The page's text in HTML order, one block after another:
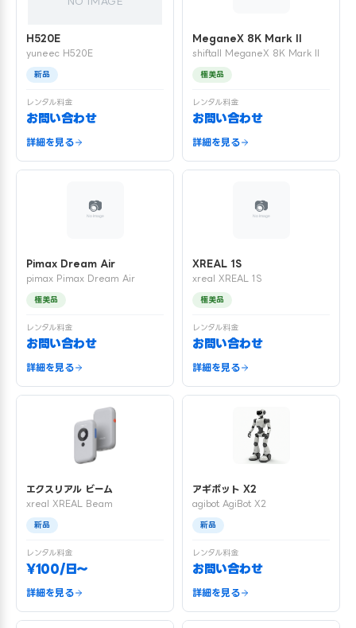
H520E
yuneec H520E
新品
レンタル料金
お問い合わせ
詳細を見る
MeganeX 8K Mark II
shiftall MeganeX 8K Mark II
極美品
レンタル料金
お問い合わせ
詳細を見る
Pimax Dream Air
pimax Pimax Dream Air
極美品
レンタル料金
お問い合わせ
詳細を見る
XREAL 1S
xreal XREAL 1S
極美品
レンタル料金
お問い合わせ
詳細を見る
エクスリアル ビーム
xreal XREAL Beam
新品
レンタル料金
¥100/日〜
詳細を見る
アギボット X2
agibot AgiBot X2
新品
レンタル料金
お問い合わせ
詳細を見る